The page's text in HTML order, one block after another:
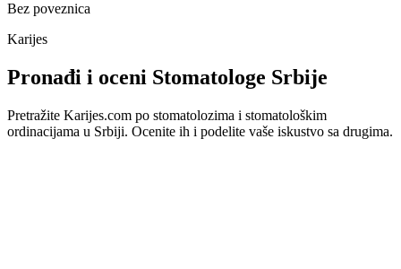
Bez poveznica
Karijes
Pronađi i oceni Stomatologe Srbije
Pretražite Karijes.com po stomatolozima i stomatološkim
ordinacijama u Srbiji. Ocenite ih i podelite vaše iskustvo sa drugima.